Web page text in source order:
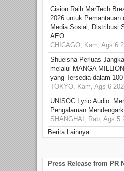
Cision Raih MarTech
2026 untuk Pemantauan
Media Sosial, Distribusi
AEO
CHICAGO, Kam, Ags 6
Shueisha Perluas
melalui MANGA
yang Tersedia dalam
TOKYO, Kam, Ags 6
UNISOC Lyric Audio:
Pengalaman
SHANGHAI, Rab, Ags 5
Berita Lainnya
Press Release from PR